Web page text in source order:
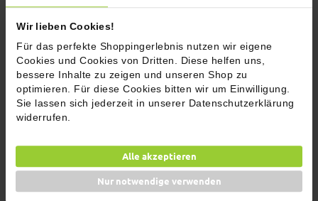
Wir lieben Cookies!
Für das perfekte Shoppingerlebnis nutzen wir eigene
Cookies und Cookies von Dritten. Diese helfen uns,
bessere Inhalte zu zeigen und unseren Shop zu
optimieren. Für diese Cookies bitten wir um Einwilligung.
Sie lassen sich jederzeit in unserer Datenschutzerklärung
widerrufen.
Alle akzeptieren
Nur notwendige verwenden
knusprig braten. Cheddar darüber verteilen, schmelzen lassen und
5
Bowl servieren: Kartoffeln, Hackfleisch, Gemüse und Sauce in eine
Bowl geben.
Guten Appetit!!!
Kommentare (1)